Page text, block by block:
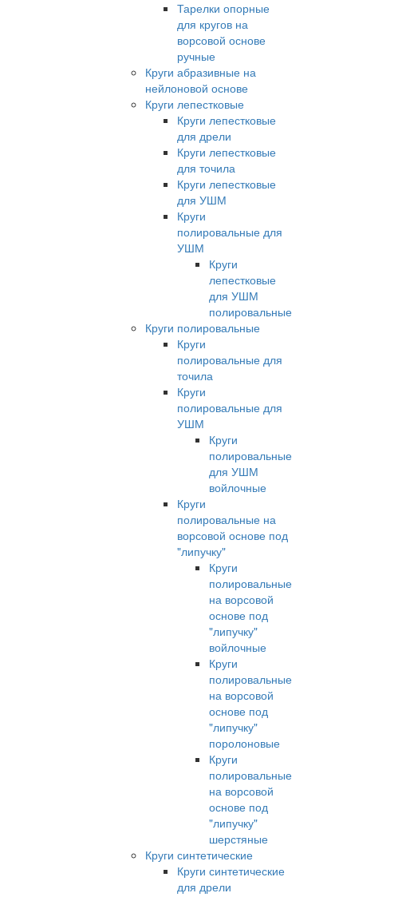
Тарелки опорные
для кругов на
ворсовой основе
ручные
Круги абразивные на
нейлоновой основе
Круги лепестковые
Круги лепестковые
для дрели
Круги лепестковые
для точила
Круги лепестковые
для УШМ
Круги
полировальные для
УШМ
Круги
лепестковые
для УШМ
полировальные
Круги полировальные
Круги
полировальные для
точила
Круги
полировальные для
УШМ
Круги
полировальные
для УШМ
войлочные
Круги
полировальные на
ворсовой основе под
"липучку"
Круги
полировальные
на ворсовой
основе под
"липучку"
войлочные
Круги
полировальные
на ворсовой
основе под
"липучку"
поролоновые
Круги
полировальные
на ворсовой
основе под
"липучку"
шерстяные
Круги синтетические
Круги синтетические
для дрели